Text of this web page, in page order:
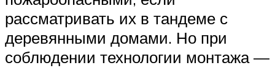
рассматривать их в тандеме с
деревянными домами. Но при
соблюдении технологии монтажа —